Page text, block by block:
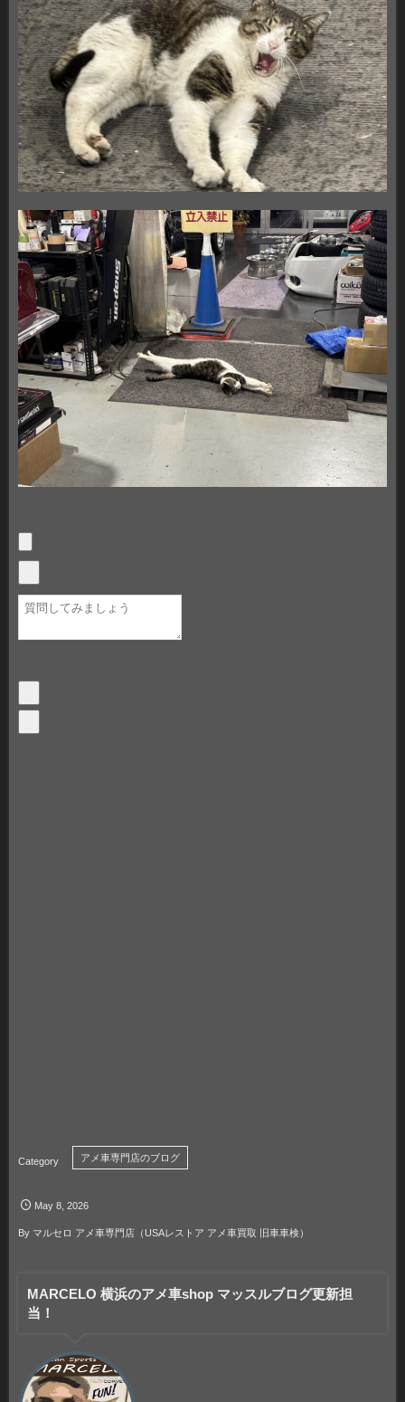
アメ車専門店のブログ
May 8 ,2026
By マルセロ アメ車専門店（USAレストア アメ車買取 旧車車検）
MARCELO 横浜のアメ車shop マッスルブログ更新担
当！